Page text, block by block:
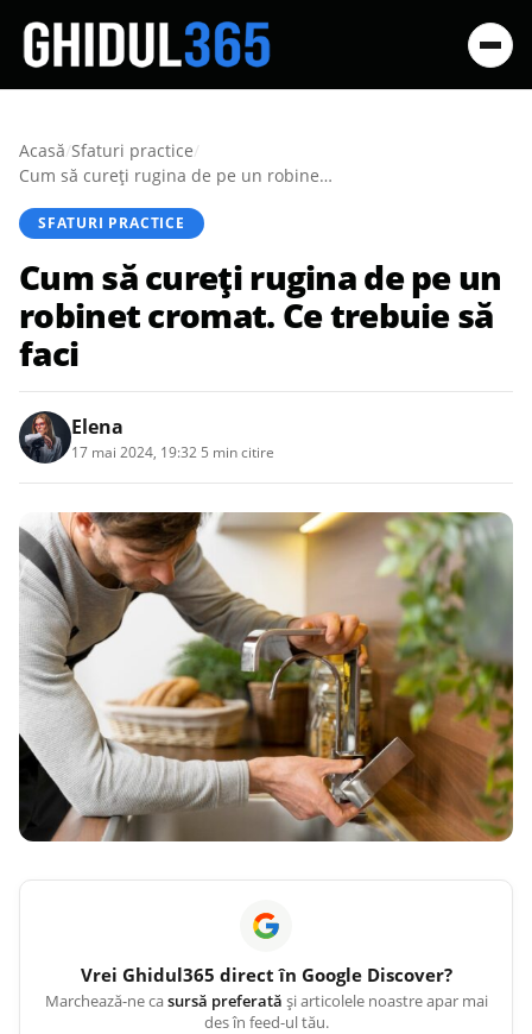
Acasă/Sfaturi practice/
Cum să cureți rugina de pe un robinet cromat. Ce trebuie să faci
SFATURI PRACTICE
Cum să cureți rugina de pe un
robinet cromat. Ce trebuie să
faci
Elena
17 mai 2024, 19:32 5 min citire
Vrei Ghidul365 direct în Google Discover?
Marchează-ne casursă preferată și articolele noastre apar mai
des în feed-ul tău.